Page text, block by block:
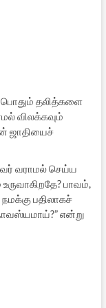
தலித்களை
விலக்கவும்
ஜாதியைச்
வராமல் செய்ய
பாவம்,
பதிலாகச்
என்று